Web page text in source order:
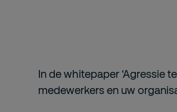
In dewhitepaper ‘Agressie
medewerkers en uw